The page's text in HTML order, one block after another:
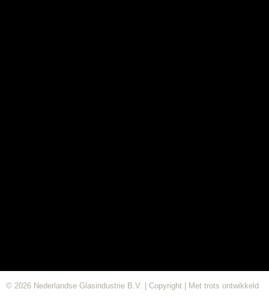
© 2026 Nederlandse Glasindustrie B.V. | Copyright | Met trots ontwikkeld